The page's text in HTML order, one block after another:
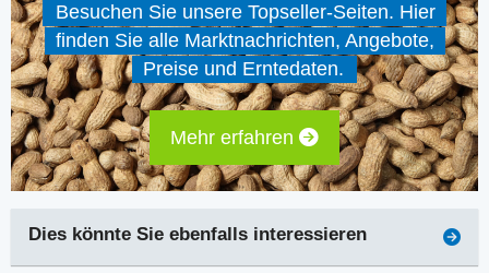
Besuchen Sie unsere Topseller-Seiten. Hier
finden Sie alle Marktnachrichten, Angebote,
Preise und Erntedaten.
Mehr erfahren
Dies könnte Sie ebenfalls interessieren